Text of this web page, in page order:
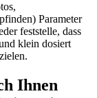
Parameter⁤
feststelle, dass
klein dosiert
⁤Ihnen